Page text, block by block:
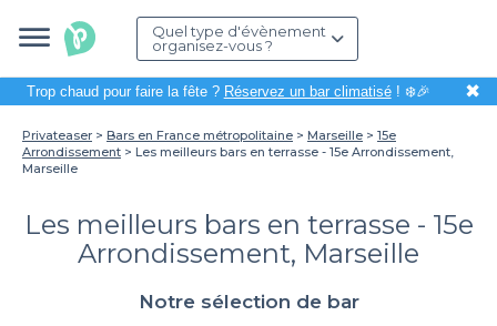
Quel type d'évènement
organisez-vous ?
Trop chaud pour faire la fête ? Réservez un bar climatisé! ❄️🎉 ✖
Privateaser Bars en France métropolitaine Marseille
15e
Arrondissement
Les meilleurs bars en terrasse - 15e Arrondissement,
Marseille
Les meilleurs bars en terrasse - 15e
Arrondissement, Marseille
Notre sélection de bar